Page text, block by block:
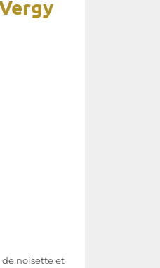
de noisette et